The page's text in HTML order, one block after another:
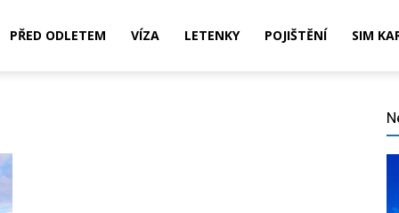
PŘED ODLETEM VÍZA LETENKY POJIŠTĚNÍ SIM